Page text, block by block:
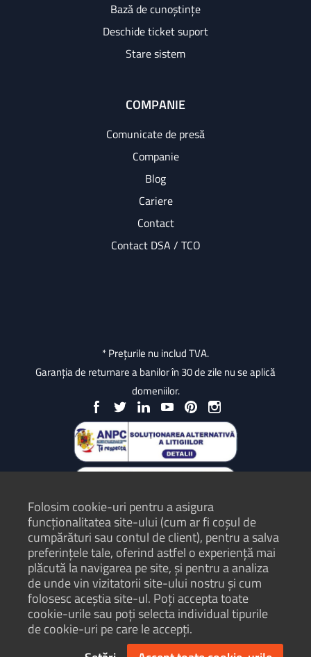
Bază de cunoștințe
Deschide ticket suport
Stare sistem
COMPANIE
Comunicate de presă
Companie
Blog
Cariere
Contact
Contact DSA / TCO
* Prețurile nu includ TVA.
Garanția de returnare a banilor în 30 de zile nu se aplică
domeniilor.
Protecția Consumatorilor - ANPC
Termeni și condiții
Politică de confidențialitate
Hartă site
Folosim cookie-uri pentru a asigura
funcționalitatea site-ului (cum ar fi coșul de
cumpărături sau contul de client), pentru a salva
preferințele tale, oferind astfel o experiență mai
plăcută la navigarea pe site, și pentru a analiza
de unde vin vizitatorii site-ului nostru și cum
folosesc aceștia site-ul. Poți accepta toate
cookie-urile sau poți selecta individual tipurile
de cookie-uri pe care le accepți.